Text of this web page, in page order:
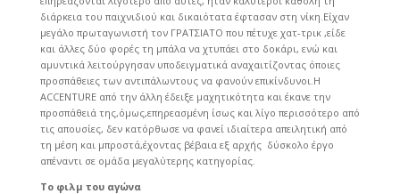
διάρκεια του παιχνιδιού και δικαιότατα έφτασαν στη νίκη.Είχαν
μεγάλο πρωταγωνιστή τον ΓΡΑΤΣΙΑΤΟ που πέτυχε χατ-τρικ ,είδε
και άλλες δύο φορές τη μπάλα να χτυπάει στο δοκάρι, ενώ και
αμυντικά λειτούργησαν υποδειγματικά αναχαιτίζοντας όποιες
προσπάθειες των αντιπάλωντους να φανούν επικίνδυνοι.Η
ACCENTURE από την άλλη έδειξε μαχητικότητα και έκανε την
προσπάθειά της,όμως,επηρεασμένη ίσως και λίγο περισσότερο από
τις απουσίες, δεν κατόρθωσε να φανεί ιδιαίτερα απειλητική από
τη μέση και μπροστά,έχοντας βέβαια εξ αρχής δύσκολο έργο
απέναντι σε ομάδα μεγαλύτερης κατηγορίας.
Το φιλμ του αγώνα